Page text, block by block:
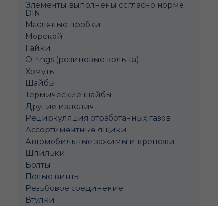
Элементы выполнены согласно норме
DIN
Масляные пробки
Морской
Гайки
O-rings (резиновые кольца)
Хомуты
Шайбы
Термические шайбы
Другие изделия
Рециркуляция отработанных газов
Ассортиментные ящики
Автомобильные зажимы и крепежи
Шпильки
Болты
Полые винты
Pезьбовое соединение
Втулки